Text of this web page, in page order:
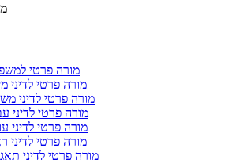
מורה פרטי
מורה פרטי לדיני
מורה פרטי לדיני
מורה פרטי לדיני
מורה פרטי לדיני
מורה פרטי לדיני
מורה פרטי לדיני